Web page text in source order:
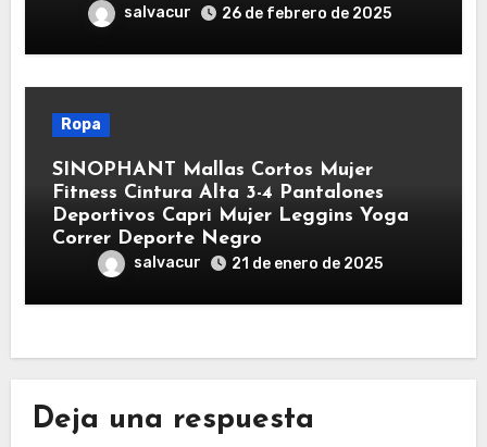
salvacur 26 de febrero de 2025
Ropa
SINOPHANT Mallas Cortos Mujer
Fitness Cintura Alta 3-4 Pantalones
Deportivos Capri Mujer Leggins Yoga
Correr Deporte Negro
salvacur 21 de enero de 2025
Deja una respuesta